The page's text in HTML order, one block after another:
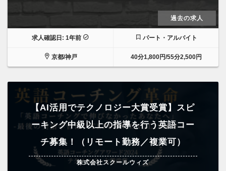
過去の求人
求人確認日: 1年前 パート・アルバイト
京都/神戸 40分1,800円/55分2,500円
【AI活用でテクノロジー大賞受賞】スピ
ーキング中級以上の指導を行う英語コー
チ募集！（リモート勤務／複業可）
株式会社スクールウィズ